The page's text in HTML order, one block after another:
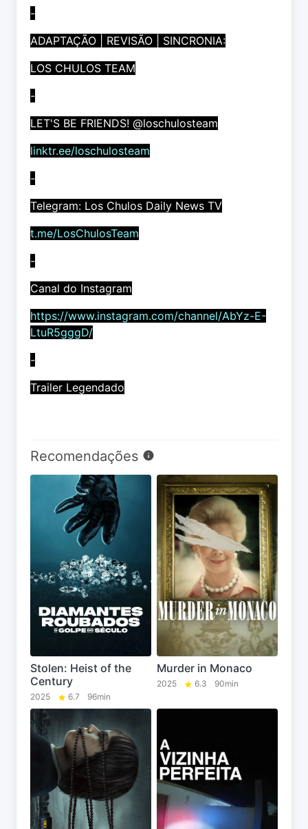
-
ADAPTAÇÃO | REVISÃO | SINCRONIA:
LOS CHULOS TEAM
-
LET'S BE FRIENDS! @loschulosteam
linktr.ee/loschulosteam
-
Telegram: Los Chulos Daily News TV
t.me/LosChulosTeam
-
Canal do Instagram
https://www.instagram.com/channel/AbYz-E-
LtuR5gggD/
-
Trailer Legendado
Recomendações
Stolen: Heist of the
Century
2025 6.7 96min
Murder in Monaco
2025 6.3 90min